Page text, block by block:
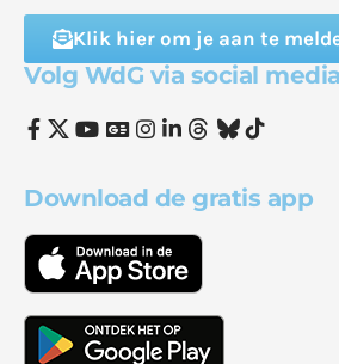
Klik hier om je aan te
Volg WdG via social media
Download de gratis app